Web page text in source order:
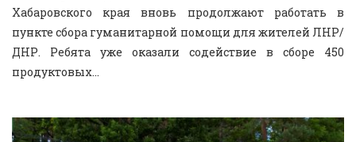
Хабаровского края вновь продолжают работать в
пункте сбора гуманитарной помощи для жителей ЛНР/
ДНР. Ребята уже оказали содействие в сборе 450
продуктовых...